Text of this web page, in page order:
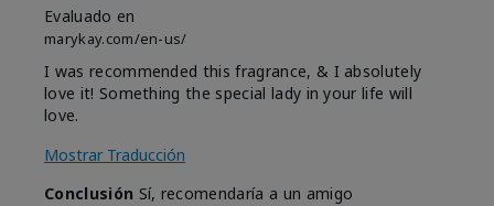
Evaluado en
marykay.com/en-us/
I was recommended this fragrance, & I absolutely
love it! Something the special lady in your life will
love.
Mostrar Traducción
Conclusión Sí, recomendaría a un amigo